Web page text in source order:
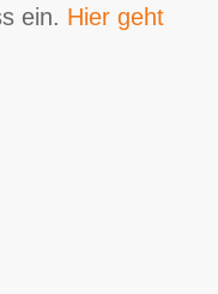
ein. Hier geht